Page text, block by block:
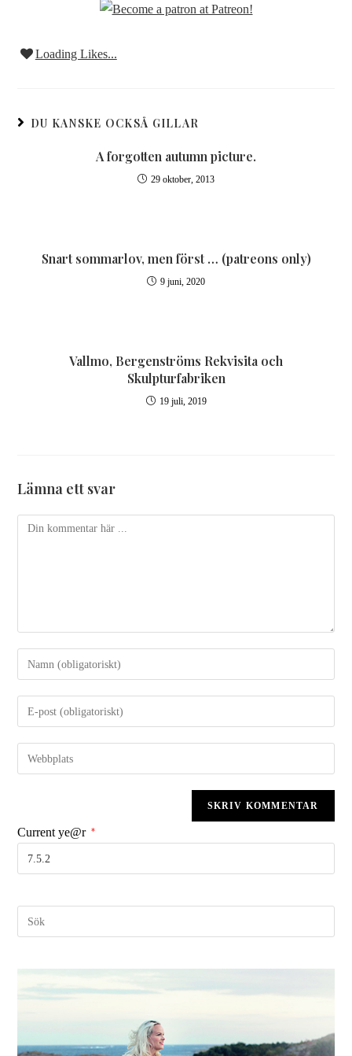
Loading Likes...
DU KANSKE OCKSÅ GILLAR
A forgotten autumn picture.
29 oktober, 2013
Snart sommarlov, men först … (patreons only)
9 juni, 2020
Vallmo, Bergenströms Rekvisita och
Skulpturfabriken
19 juli, 2019
Lämna ett svar
Current ye@r *